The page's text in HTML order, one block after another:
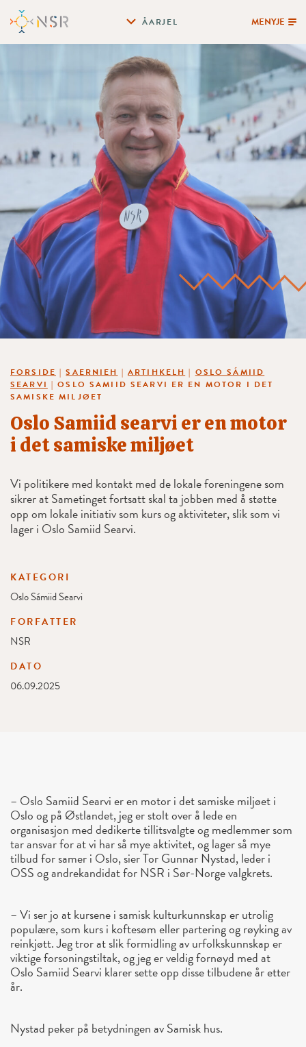
ÅARJEL MENYJE
FORSIDE |SAERNIEH | ARTIHKELH | OSLO SÁMIID
SEARVI |OSLO SAMIID SEARVI ER EN MOTOR I DET
SAMISKE MILJØET
Oslo Samiid searvi er en motor
i det samiske miljøet
Vi politikere med kontakt med de lokale foreningene som
sikrer at Sametinget fortsatt skal ta jobben med å støtte
opp om lokale initiativ som kurs og aktiviteter, slik som vi
lager i Oslo Samiid Searvi.
KATEGORI
Oslo Sámiid Searvi
FORFATTER
NSR
DATO
06.09.2025
– Oslo Samiid Searvi er en motor i det samiske miljøet i
Oslo og på Østlandet, jeg er stolt over å lede en
organisasjon med dedikerte tillitsvalgte og medlemmer som
tar ansvar for at vi har så mye aktivitet, og lager så mye
tilbud for samer i Oslo, sier Tor Gunnar Nystad, leder i
OSS og andrekandidat for NSR i Sør-Norge valgkrets.
– Vi ser jo at kursene i samisk kulturkunnskap er utrolig
populære, som kurs i koftesøm eller partering og røyking av
reinkjøtt. Jeg tror at slik formidling av urfolkskunnskap er
viktige forsoningstiltak, og jeg er veldig fornøyd med at
Oslo Samiid Searvi klarer sette opp disse tilbudene år etter
år.
Nystad peker på betydningen av Samisk hus.